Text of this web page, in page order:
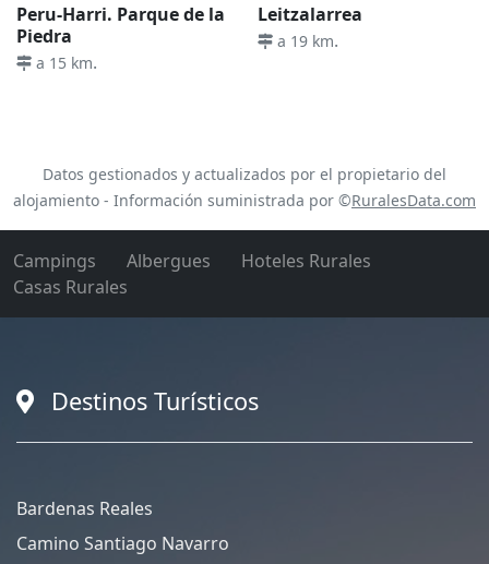
Peru-Harri. Parque de la
Piedra
a 15 km.
Leitzalarrea
a 19 km.
Datos gestionados y actualizados por el propietario del
alojamiento - Información suministrada por ©RuralesData.com
Campings Albergues
Hoteles Rurales
Casas Rurales
Destinos Turísticos
Bardenas Reales
Camino Santiago Navarro